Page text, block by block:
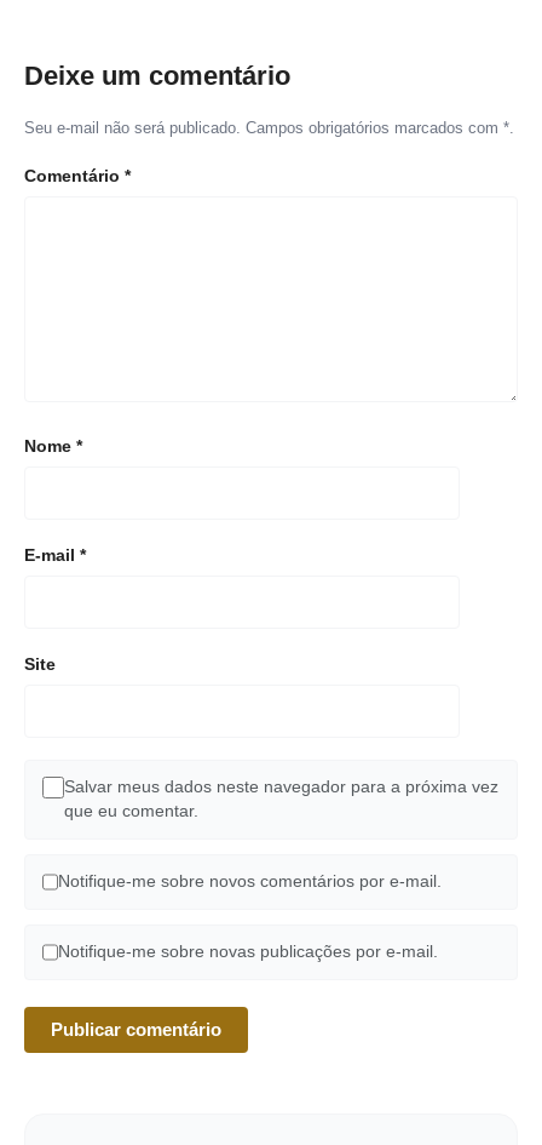
Deixe um comentário
Seu e-mail não será publicado. Campos obrigatórios marcados com *.
Comentário *
Nome *
E-mail *
Site
Salvar meus dados neste navegador para a próxima vez
que eu comentar.
Notifique-me sobre novos comentários por e-mail.
Notifique-me sobre novas publicações por e-mail.